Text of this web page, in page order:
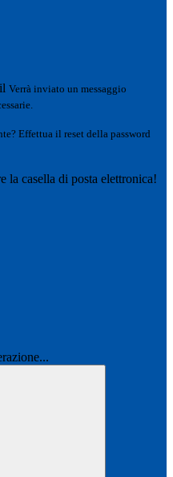
Verrà inviato un messaggio
Effettua il reset della password
la casella di posta elettronica!